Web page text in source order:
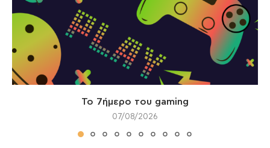
Το 7ήμερο του gaming
07/08/2026